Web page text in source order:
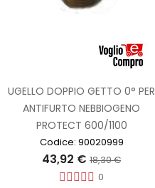
UGELLO DOPPIO GETTO 0° PER
ANTIFURTO NEBBIOGENO
PROTECT 600/1100
Codice: 90020999
43,92 € 18,30 €
0